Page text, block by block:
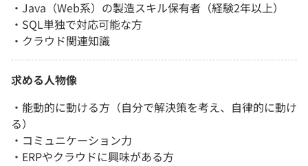
・Java（Web系）の製造スキル保有者（経験2年以上）
・SQL単独で対応可能な方
・クラウド関連知識
求める人物像
・能動的に動ける方（自分で解決策を考え、自律的に動け
る）
・コミュニケーション力
・ERPやクラウドに興味がある方